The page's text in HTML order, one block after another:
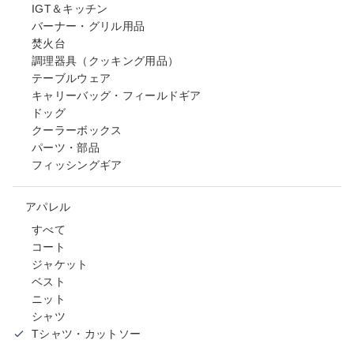
IGT＆キッチン
バーナー・グリル用品
焚火台
調理器具（クッキング用品）
テーブルウェア
キャリーバッグ・フィールドギア
ドッグ
クーラーボックス
パーツ・部品
フィッシングギア
アパレル
すべて
コート
ジャケット
ベスト
ニット
シャツ
Tシャツ・カットソー